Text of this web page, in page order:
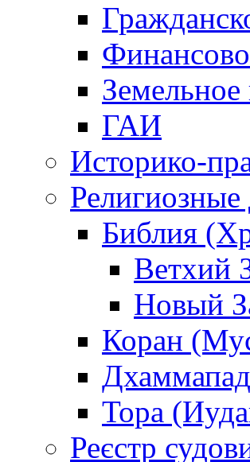
Земельное
ГАИ
Историко-
Библия
Ветхий
Новый
Коран
Тора
Реєстр